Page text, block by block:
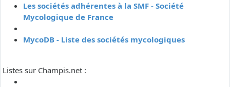
Les sociétés adhérentes à la SMF - Société
Mycologique de France
MycoDB - Liste des sociétés mycologiques
Listes sur Champis.net :